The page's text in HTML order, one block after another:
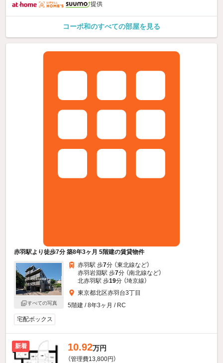
提供
コーポ和のすべての部屋を見る
赤羽駅より徒歩7分 築8年3ヶ月 5階建の賃貸物件
すべての写真
赤羽駅 歩7分 （東北線など）
赤羽岩淵駅 歩7分 （南北線など）
北赤羽駅 歩19分 （埼京線）
東京都北区赤羽台3丁目
5階建 / 8年3ヶ月 / RC
宅配ボックス
新着 10.92万円
（管理費13,800円）